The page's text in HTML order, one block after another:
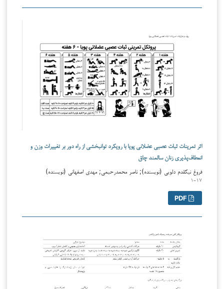
اثر تمرینات ثبات عصبی عضلانی پویا با رویکرد توانبخشی از راه دور بر تغییرات وزن و
انعطاف‌پذیری زنان سالمند چاق
فروغ نیکقدم دلویی (نویسنده); ناصر محمدرحیمی; مهدی اصفهانی (نویسنده)
۱-۱۷